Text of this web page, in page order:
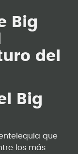
Big
del
Big
que
los más